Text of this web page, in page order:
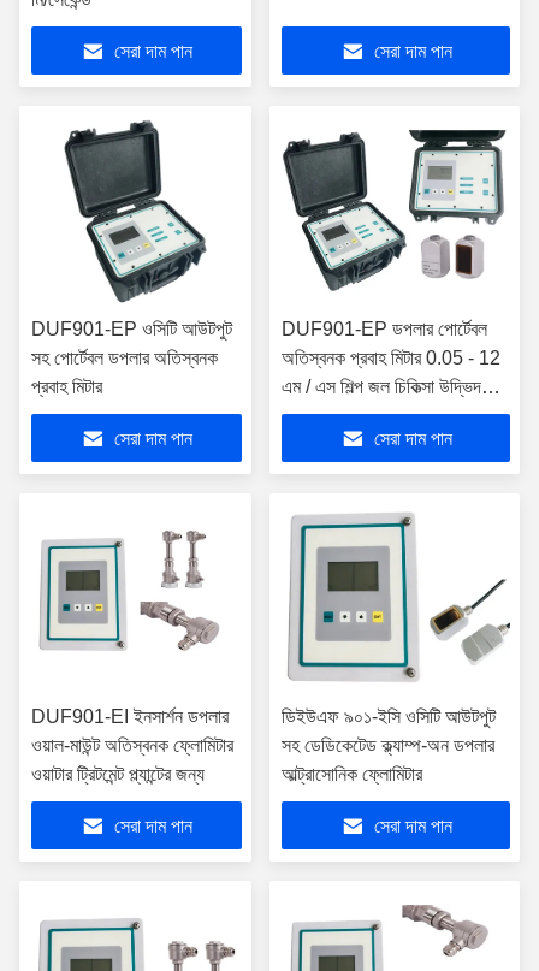
সেরা দাম পান সেরা দাম পান
DUF901-EP ওসিটি আউটপুট
সহ পোর্টেবল ডপলার অতিস্বনক
প্রবাহ মিটার
সেরা দাম পান
DUF901-EP ডপলার পোর্টেবল
অতিস্বনক প্রবাহ মিটার 0.05 - 12
এম / এস শিল্প জল চিকিত্সা উদ্ভিদ
জন্য
সেরা দাম পান
DUF901-EI ইনসার্শন ডপলার
ওয়াল-মাউন্ট অতিস্বনক ফ্লোমিটার
ওয়াটার ট্রিটমেন্ট প্ল্যান্টের জন্য
সেরা দাম পান
ডিইউএফ ৯০১-ইসি ওসিটি আউটপুট
সহ ডেডিকেটেড ক্ল্যাম্প-অন ডপলার
আল্ট্রাসোনিক ফ্লোমিটার
সেরা দাম পান